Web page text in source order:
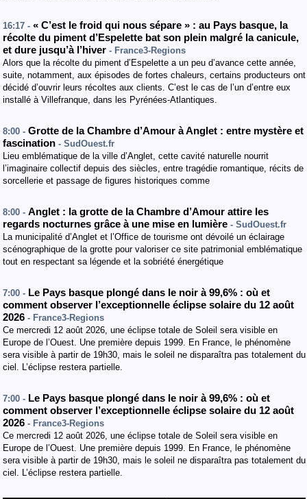
16:17 - « C’est le froid qui nous sépare » : au Pays basque, la
récolte du piment d’Espelette bat son plein malgré la canicule,
et dure jusqu’à l’hiver - France3-Regions
Alors que la récolte du piment d’Espelette a un peu d’avance cette année,
suite, notamment, aux épisodes de fortes chaleurs, certains producteurs ont
décidé d’ouvrir leurs récoltes aux clients. C’est le cas de l’un d’entre eux
installé à Villefranque, dans les Pyrénées-Atlantiques.
8:00 - Grotte de la Chambre d’Amour à Anglet : entre mystère et
fascination - SudOuest.fr
Lieu emblématique de la ville d’Anglet, cette cavité naturelle nourrit
l’imaginaire collectif depuis des siècles, entre tragédie romantique, récits de
sorcellerie et passage de figures historiques comme
8:00 - Anglet : la grotte de la Chambre d’Amour attire les
regards nocturnes grâce à une mise en lumière - SudOuest.fr
La municipalité d’Anglet et l’Office de tourisme ont dévoilé un éclairage
scénographique de la grotte pour valoriser ce site patrimonial emblématique
tout en respectant sa légende et la sobriété énergétique
7:00 - Le Pays basque plongé dans le noir à 99,6% : où et
comment observer l’exceptionnelle éclipse solaire du 12 août
2026 - France3-Regions
Ce mercredi 12 août 2026, une éclipse totale de Soleil sera visible en
Europe de l’Ouest. Une première depuis 1999. En France, le phénomène
sera visible à partir de 19h30, mais le soleil ne disparaîtra pas totalement du
ciel. L’éclipse restera partielle.
7:00 - Le Pays basque plongé dans le noir à 99,6% : où et
comment observer l’exceptionnelle éclipse solaire du 12 août
2026 - France3-Regions
Ce mercredi 12 août 2026, une éclipse totale de Soleil sera visible en
Europe de l’Ouest. Une première depuis 1999. En France, le phénomène
sera visible à partir de 19h30, mais le soleil ne disparaîtra pas totalement du
ciel. L’éclipse restera partielle.